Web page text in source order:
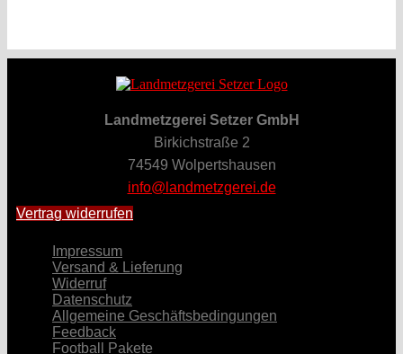
Landmetzgerei Setzer GmbH
Birkichstraße 2
74549 Wolpertshausen
info@landmetzgerei.de
Vertrag widerrufen
Impressum
Versand & Lieferung
Widerruf
Datenschutz
Allgemeine Geschäftsbedingungen
Feedback
Football Pakete